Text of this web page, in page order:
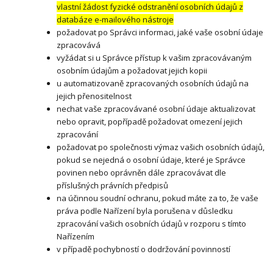
vlastní žádost fyzické odstranění osobních údajů z
databáze e-mailového nástroje
požadovat po Správci informaci, jaké vaše osobní údaje
zpracovává
vyžádat si u Správce přístup k vašim zpracovávaným
osobním údajům a požadovat jejich kopii
u automatizovaně zpracovaných osobních údajů na
jejich přenositelnost
nechat vaše zpracovávané osobní údaje aktualizovat
nebo opravit, popřípadě požadovat omezení jejich
zpracování
požadovat po společnosti výmaz vašich osobních údajů,
pokud se nejedná o osobní údaje, které je Správce
povinen nebo oprávněn dále zpracovávat dle
příslušných právních předpisů
na účinnou soudní ochranu, pokud máte za to, že vaše
práva podle Nařízení byla porušena v důsledku
zpracování vašich osobních údajů v rozporu s tímto
Nařízením
v případě pochybností o dodržování povinností